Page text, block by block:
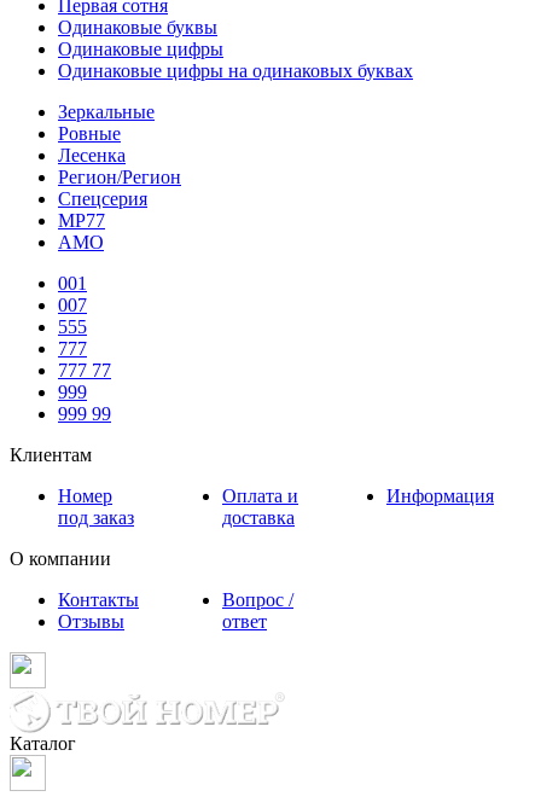
Первая сотня
Одинаковые буквы
Одинаковые цифры
Одинаковые цифры на одинаковых буквах
Зеркальные
Ровные
Лесенка
Регион/Регион
Спецсерия
МР77
АМО
001
007
555
777
777 77
999
999 99
Клиентам
Номер
под заказ
Оплата и
доставка
Информация
О компании
Контакты
Отзывы
Вопрос /
ответ
Каталог